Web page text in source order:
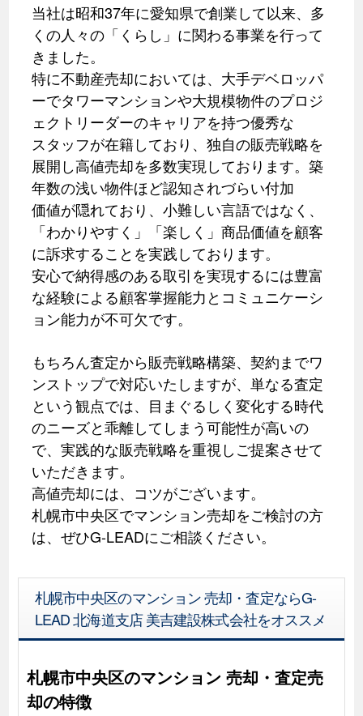
当社は昭和37年に愛知県で創業して以来、多
くの人々の「くらし」に関わる事業を行って
きました。
特に不動産売却においては、大手デベロッパ
ーでタワーマンションや大規模物件のプロジ
ェクトリーダーのキャリアを持つ優秀な
スタッフが在籍しており、独自の販売戦略を
展開し高値売却を多数実現しております。築
年数の浅い物件ほど認知されづらい付加
価値が隠れており、小難しい言語ではなく、
「わかりやすく」「楽しく」商品価値を顧客
に訴求することを実践しております。
安心で納得感のある取引を実現するには豊富
な経験による顧客掌握能力とコミュニケーシ
ョン能力が不可欠です。
もちろん査定から販売戦略構築、契約までワ
ンストップで対応いたしますが、単なる査定
という観点では、目まぐるしく変化する時代
のニーズと乖離してしまう可能性が高いの
で、実践的な販売戦略を重視しご提案させて
いただきます。
高値売却には、コツがございます。
札幌市中央区でマンション売却をご検討の方
は、ぜひG-LEADにご相談ください。
札幌市中央区のマンション 売却・査定ならG-
LEAD 北海道支店 美吉建設株式会社をオススメ
札幌市中央区のマンション 売却・査定売
却の特徴